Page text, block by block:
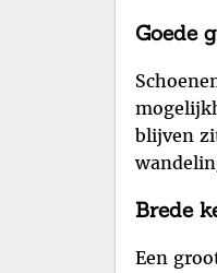
Goede
blijven
Brede
Een